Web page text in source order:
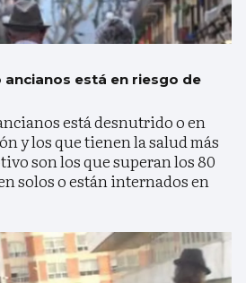
está en riesgo de
está desnutrido o en
y los que tienen la salud más
son los que superan los 80
solos o están internados en